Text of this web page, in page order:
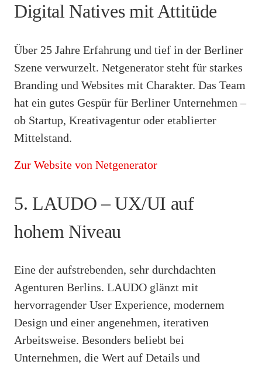
Digital Natives mit Attitüde
Über 25 Jahre Erfahrung und tief in der Berliner
Szene verwurzelt. Netgenerator steht für starkes
Branding und Websites mit Charakter. Das Team
hat ein gutes Gespür für Berliner Unternehmen –
ob Startup, Kreativagentur oder etablierter
Mittelstand.
Zur Website von Netgenerator
5. LAUDO – UX/UI auf
hohem Niveau
Eine der aufstrebenden, sehr durchdachten
Agenturen Berlins. LAUDO glänzt mit
hervorragender User Experience, modernem
Design und einer angenehmen, iterativen
Arbeitsweise. Besonders beliebt bei
Unternehmen, die Wert auf Details und